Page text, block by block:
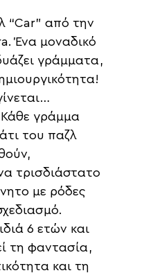
“Car” από την
Ένα μοναδικό
γράμματα,
Κάθε γράμμα
του παζλ
τρισδιάστατο
με ρόδες
6 ετών και
τη φαντασία,
και τη